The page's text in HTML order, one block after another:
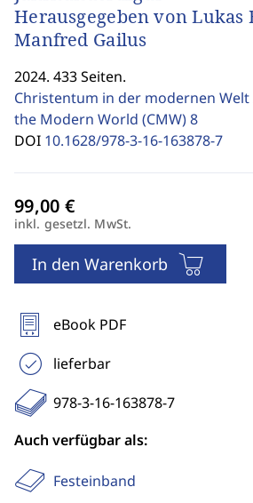
Herausgegeben von
Manfred Gailus
2024. 433 Seiten.
Christentum in der modernen
the Modern World (CMW)8
DOI 10.1628/978-3-16-163878-7
inkl. gesetzl. MwSt.
In den Warenkorb
eBook PDF
lieferbar
978-3-16-163878-7
Auch verfügbar als:
Festeinband